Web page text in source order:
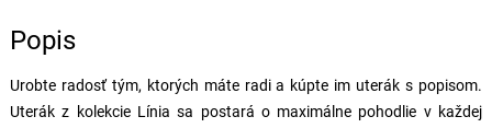
Popis
Urobte radosť tým, ktorých máte radi a kúpte im uterák s popisom.
Uterák z kolekcie Línia sa postará o maximálne pohodlie v každej